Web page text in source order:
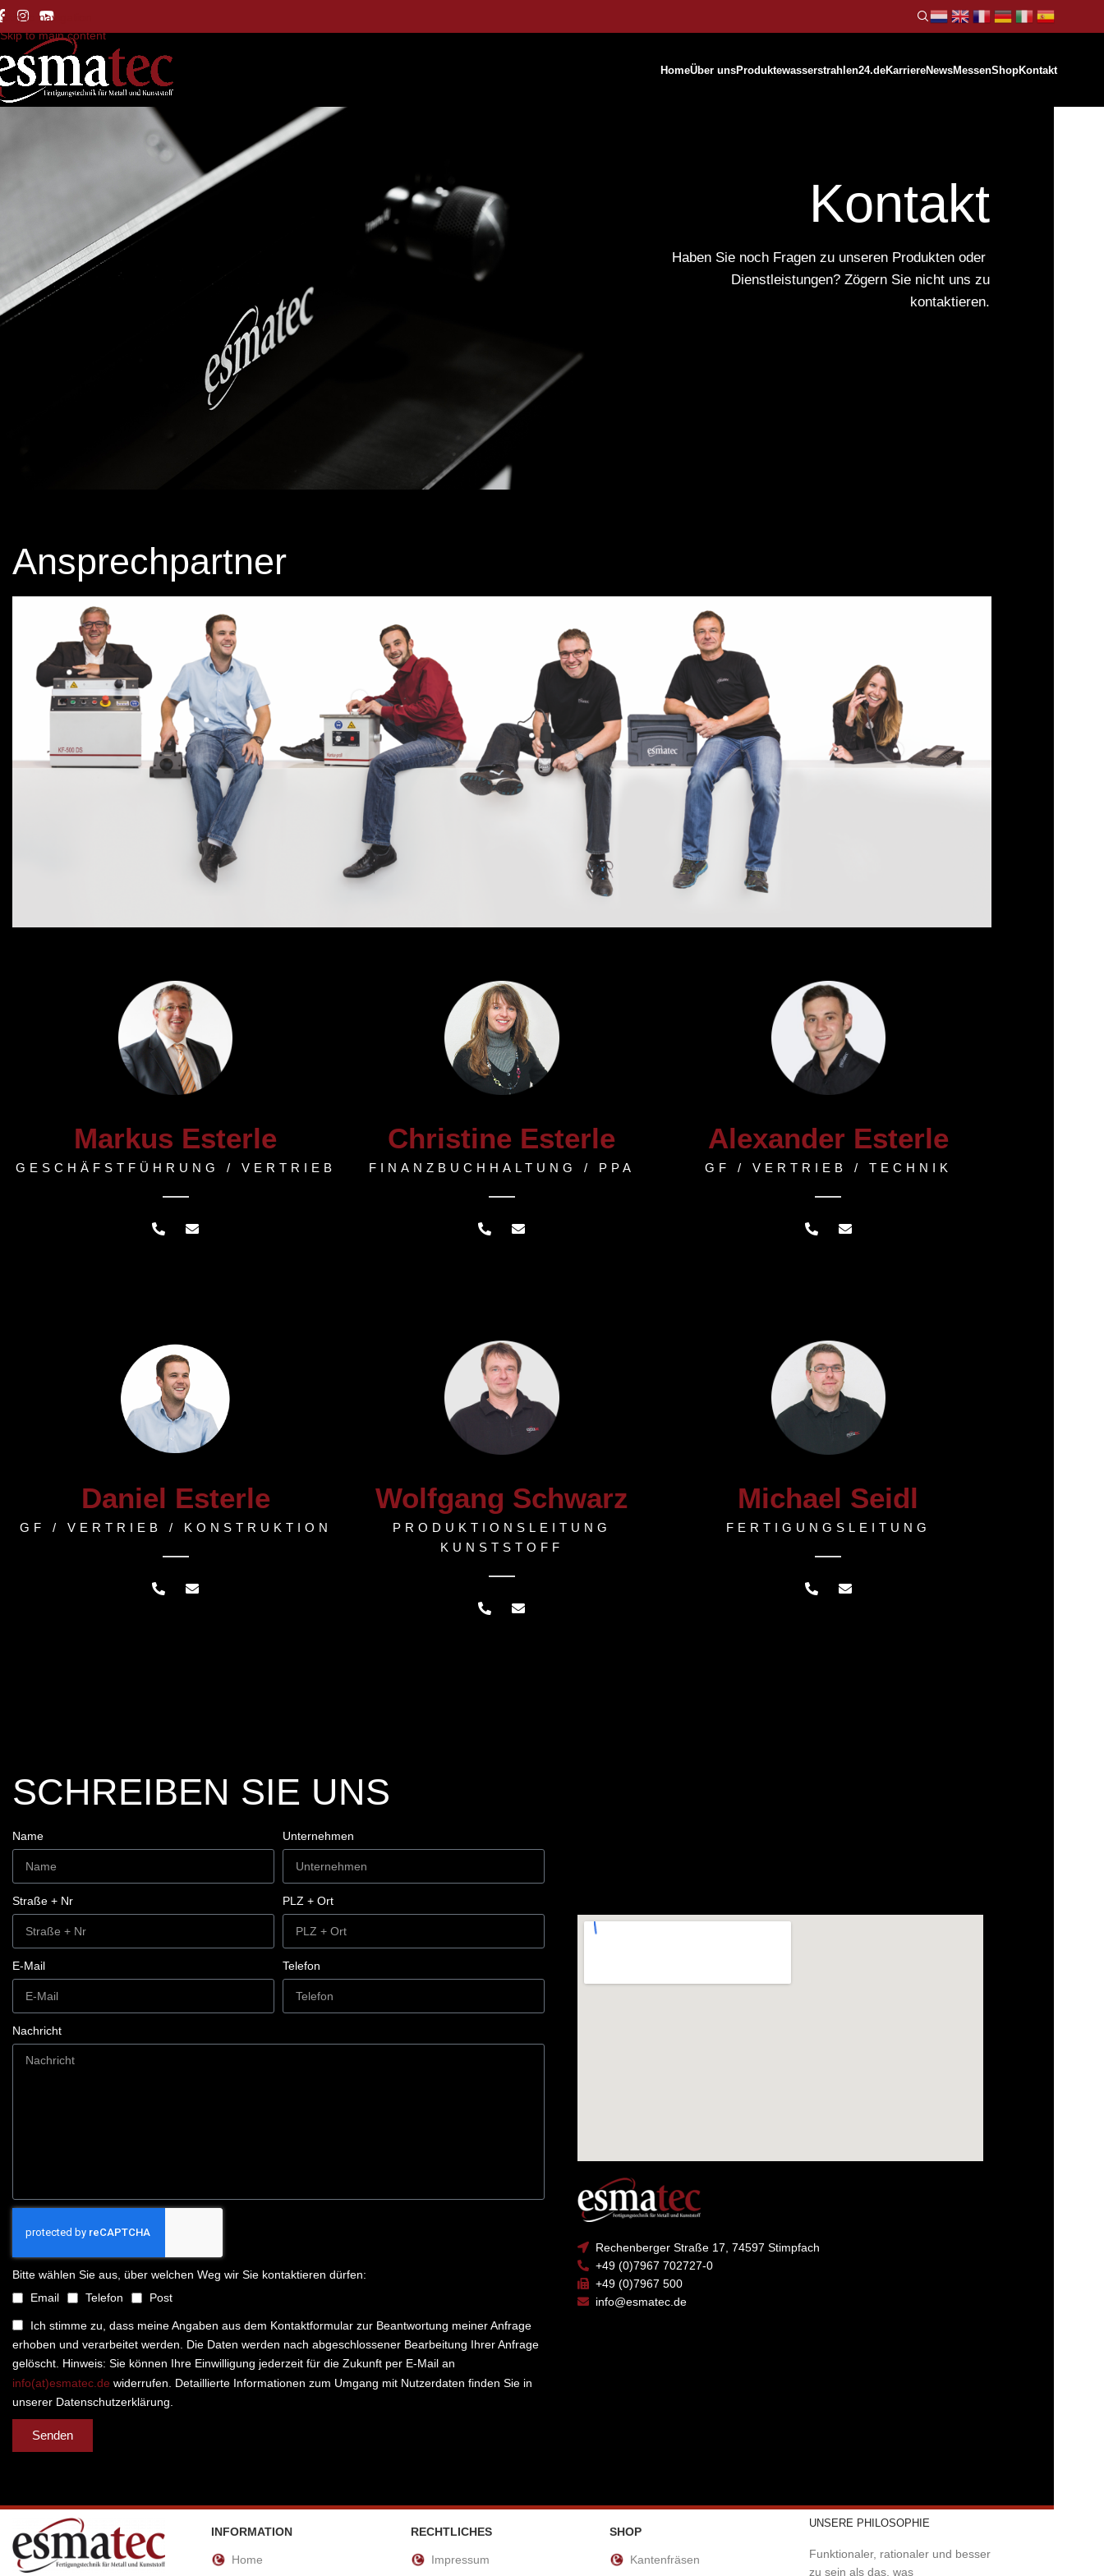
Skip to navigation
Skip to main content
HomeÜber unsProduktewasserstrahlen24.deKarriereNewsMessenShopKontakt
Kontakt
Haben Sie noch Fragen zu unseren Produkten oder
Dienstleistungen? Zögern Sie nicht uns zu
kontaktieren.
Ansprechpartner
Markus Esterle
GESCHÄFSTFÜHRUNG / VERTRIEB
Christine Esterle
FINANZBUCHHALTUNG / PPA
Alexander Esterle
GF / VERTRIEB / TECHNIK
Daniel Esterle
GF / VERTRIEB / KONSTRUKTION
Wolfgang Schwarz
PRODUKTIONSLEITUNG
KUNSTSTOFF
Michael Seidl
FERTIGUNGSLEITUNG
SCHREIBEN SIE UNS
Name Unternehmen
Straße + Nr PLZ + Ort
E-Mail Telefon
Nachricht
Bitte wählen Sie aus, über welchen Weg wir Sie kontaktieren dürfen:
Email
Telefon Post
Ich stimme zu, dass meine Angaben aus dem Kontaktformular zur Beantwortung meiner Anfrage
erhoben und verarbeitet werden. Die Daten werden nach abgeschlossener Bearbeitung Ihrer Anfrage
gelöscht. Hinweis: Sie können Ihre Einwilligung jederzeit für die Zukunft per E-Mail an
info(at)esmatec.de widerrufen. Detaillierte Informationen zum Umgang mit Nutzerdaten finden Sie in
unserer Datenschutzerklärung.
Senden
Rechenberger Straße 17, 74597 Stimpfach
+49 (0)7967 702727-0
+49 (0)7967 500
info@esmatec.de
INFORMATION
Home
RECHTLICHES
Impressum
SHOP
Kantenfräsen
UNSERE PHILOSOPHIE
Funktionaler, rationaler und besser
zu sein als das, was